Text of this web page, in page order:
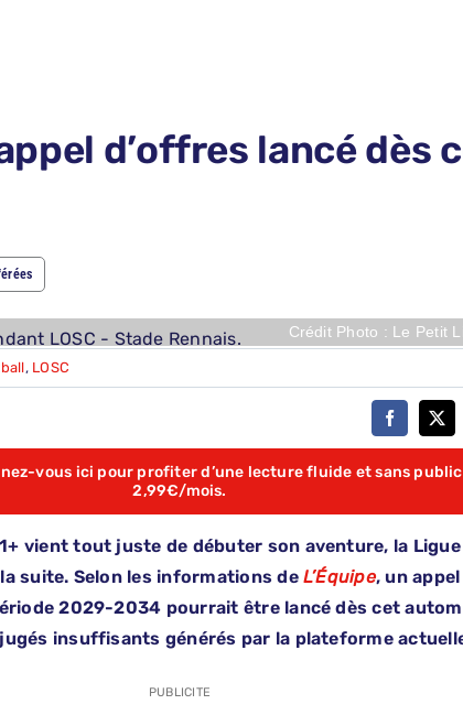
d’offres lancé dès
Crédit Photo : Le Petit
, LOSC
vous ici pour profiter d’une lecture fluide et sans
2,99€/mois.
vient tout juste de débuter son aventure, la
suite. Selon les informations deL’Équipe, un
2029-2034 pourrait être lancé dès cet
insuffisants générés par la plateforme
PUBLICITE